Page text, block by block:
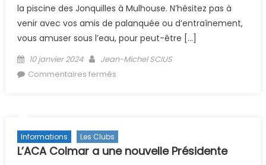
la piscine des Jonquilles à Mulhouse. N’hésitez pas à
venir avec vos amis de palanquée ou d’entraînement,
vous amuser sous l’eau, pour peut-être […]
Posted on
10 janvier 2024 Author
Jean-Michel SCIUS
Commentaires fermés
Informations Les Clubs
L’ACA Colmar a une nouvelle Présidente